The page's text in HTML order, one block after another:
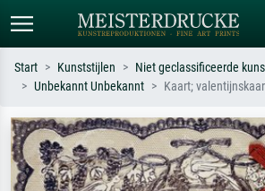
Zoek op kunstenaar, titel of stijl – bijv.
Monet, Sterrennacht, impressionisme,
Hokusai-golf, naakt.
Beschrijf
weide,
Start Kunststijlen
Niet geclassificeerde
Unbekannt Unbekannt
Kaart;